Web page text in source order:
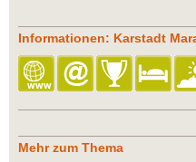
Informationen: Karstadt
Mehr zum Thema